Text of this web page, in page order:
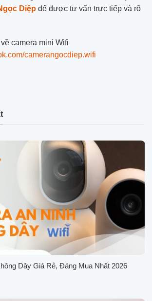
Diệp để được tư vấn trực tiếp và rõ
camera mini Wifi
camerangocdiep.wifi
Dây Giá Rẻ, Đáng Mua Nhất 2026